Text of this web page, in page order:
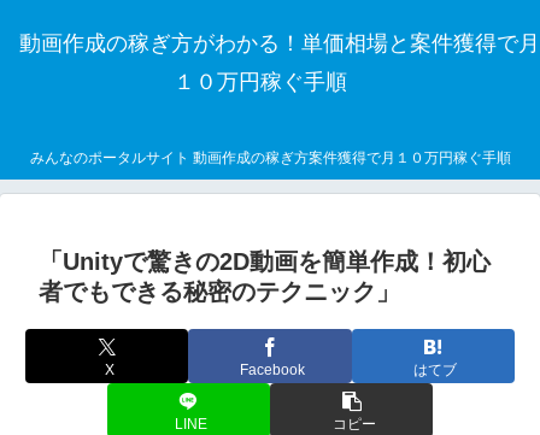
動画作成の稼ぎ方がわかる！単価相場と案件獲得で月
１０万円稼ぐ手順
みんなのポータルサイト 動画作成の稼ぎ方案件獲得で月１０万円稼ぐ手順
「Unityで驚きの2D動画を簡単作成！初心
者でもできる秘密のテクニック」
X Facebook はてブ
LINE コピー